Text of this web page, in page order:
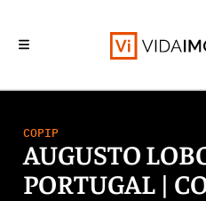
COPIP
AUGUSTO
PORTUGAL |